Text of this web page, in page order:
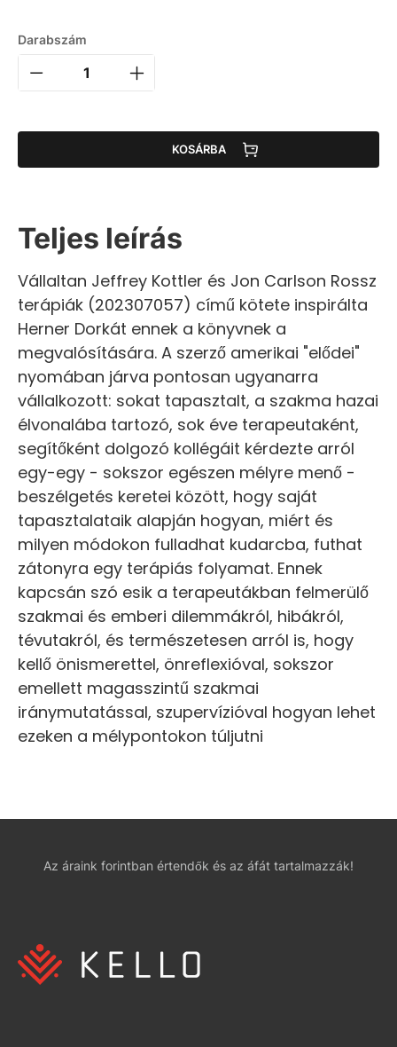
Darabszám
KOSÁRBA
Teljes leírás
Vállaltan Jeffrey Kottler és Jon Carlson Rossz
terápiák (202307057) című kötete inspirálta
Herner Dorkát ennek a könyvnek a
megvalósítására. A szerző amerikai "elődei"
nyomában járva pontosan ugyanarra
vállalkozott: sokat tapasztalt, a szakma hazai
élvonalába tartozó, sok éve terapeutaként,
segítőként dolgozó kollégáit kérdezte arról
egy-egy - sokszor egészen mélyre menő -
beszélgetés keretei között, hogy saját
tapasztalataik alapján hogyan, miért és
milyen módokon fulladhat kudarcba, futhat
zátonyra egy terápiás folyamat. Ennek
kapcsán szó esik a terapeutákban felmerülő
szakmai és emberi dilemmákról, hibákról,
tévutakról, és természetesen arról is, hogy
kellő önismerettel, önreflexióval, sokszor
emellett magasszintű szakmai
iránymutatással, szupervízióval hogyan lehet
ezeken a mélypontokon túljutni
Az áraink forintban értendők és az áfát tartalmazzák!